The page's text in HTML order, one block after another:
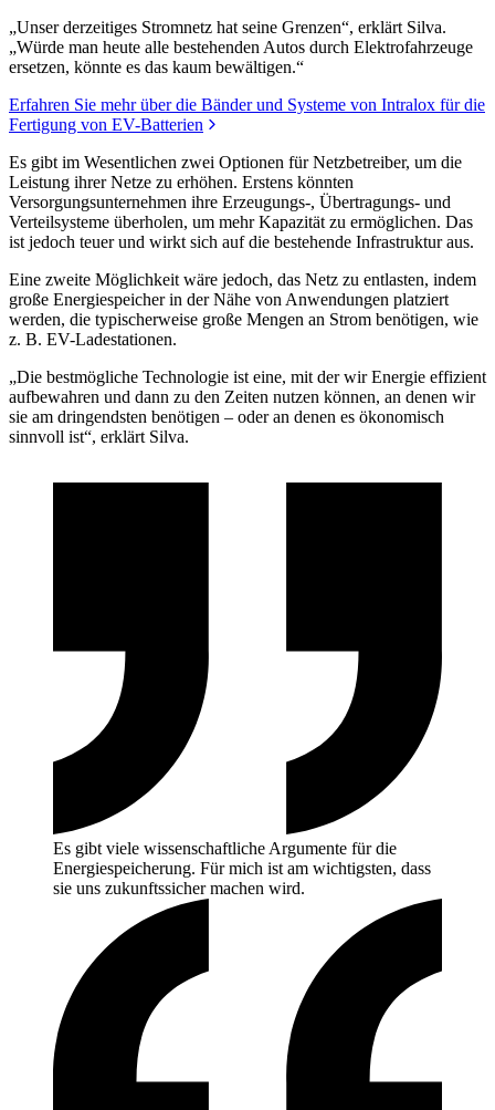
„Unser derzeitiges Stromnetz hat seine Grenzen“, erklärt Silva.
„Würde man heute alle bestehenden Autos durch Elektrofahrzeuge
ersetzen, könnte es das kaum bewältigen.“
Erfahren Sie mehr über die Bänder und Systeme von Intralox für die
Fertigung von EV-Batterien
Es gibt im Wesentlichen zwei Optionen für Netzbetreiber, um die
Leistung ihrer Netze zu erhöhen. Erstens könnten
Versorgungsunternehmen ihre Erzeugungs-, Übertragungs- und
Verteilsysteme überholen, um mehr Kapazität zu ermöglichen. Das
ist jedoch teuer und wirkt sich auf die bestehende Infrastruktur aus.
Eine zweite Möglichkeit wäre jedoch, das Netz zu entlasten, indem
große Energiespeicher in der Nähe von Anwendungen platziert
werden, die typischerweise große Mengen an Strom benötigen, wie
z. B. EV-Ladestationen.
„Die bestmögliche Technologie ist eine, mit der wir Energie effizient
aufbewahren und dann zu den Zeiten nutzen können, an denen wir
sie am dringendsten benötigen – oder an denen es ökonomisch
sinnvoll ist“, erklärt Silva.
Es gibt viele wissenschaftliche Argumente für die
Energiespeicherung. Für mich ist am wichtigsten, dass
sie uns zukunftssicher machen wird.